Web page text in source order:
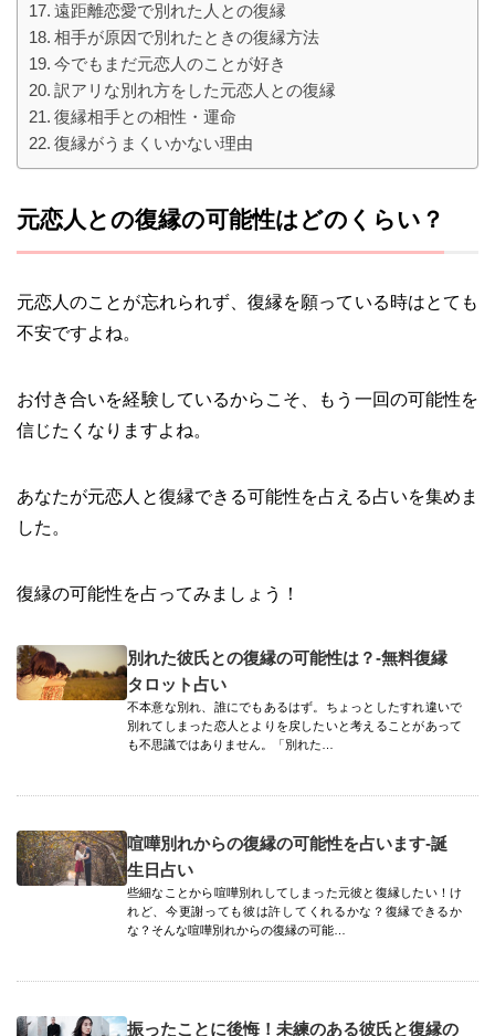
遠距離恋愛で別れた人との復縁
相手が原因で別れたときの復縁方法
今でもまだ元恋人のことが好き
訳アリな別れ方をした元恋人との復縁
復縁相手との相性・運命
復縁がうまくいかない理由
元恋人との復縁の可能性はどのくらい？
元恋人のことが忘れられず、復縁を願っている時はとても
不安ですよね。
お付き合いを経験しているからこそ、もう一回の可能性を
信じたくなりますよね。
あなたが元恋人と復縁できる可能性を占える占いを集めま
した。
復縁の可能性を占ってみましょう！
別れた彼氏との復縁の可能性は？-無料復縁
タロット占い
不本意な別れ、誰にでもあるはず。ちょっとしたすれ違いで
別れてしまった恋人とよりを戻したいと考えることがあって
も不思議ではありません。「別れた…
喧嘩別れからの復縁の可能性を占います-誕
生日占い
些細なことから喧嘩別れしてしまった元彼と復縁したい！け
れど、今更謝っても彼は許してくれるかな？復縁できるか
な？そんな喧嘩別れからの復縁の可能…
振ったことに後悔！未練のある彼氏と復縁の